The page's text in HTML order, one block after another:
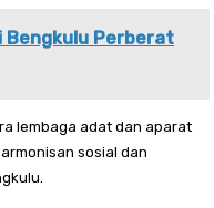
Bengkulu Perberat
lembaga adat dan aparat
sosial dan